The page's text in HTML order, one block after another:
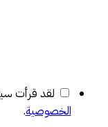
لقد قرأت
الخصوصية.